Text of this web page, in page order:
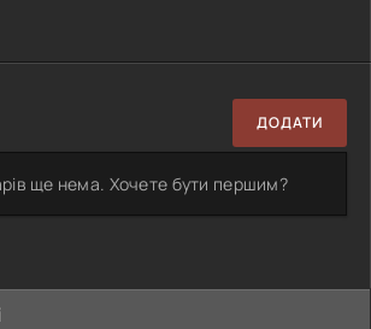
ДОДАТИ
ще нема. Хочете бути першим?